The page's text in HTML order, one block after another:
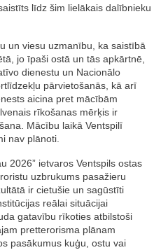
līdz šim lielākais dalībnieku
un viesu uzmanību, ka saistībā
jo īpaši ostā un tās apkārtnē,
dienestu un Nacionālo
pārvietošanās, kā arī
aicina pret mācībām
rīkošanas mērķis ir
Mācību laikā Ventspilī
nav plānoti.
2026” ietvaros Ventspils ostas
uzbrukums pasažieru
ir cietušie un sagūstīti
reālai situācijai
gatavību rīkoties atbilstoši
pretterorisma plānam
pasākumus kuģu, ostu vai